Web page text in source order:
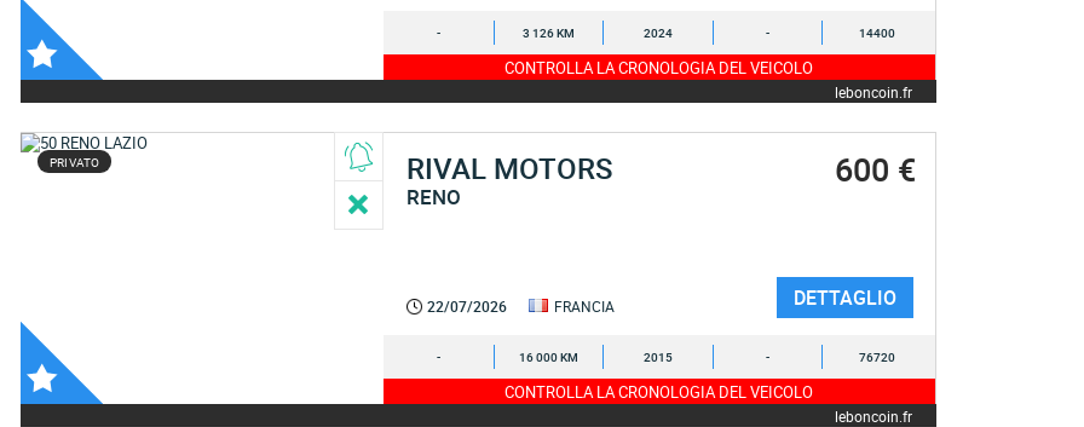
- 3 126 KM 2024 - 14400
CONTROLLA LA CRONOLOGIA DEL VEICOLO
leboncoin.fr
PRIVATO RIVAL MOTORS
RENO
600 €
22/07/2026 FRANCIA DETTAGLIO
- 16 000 KM 2015 - 76720
CONTROLLA LA CRONOLOGIA DEL VEICOLO
leboncoin.fr